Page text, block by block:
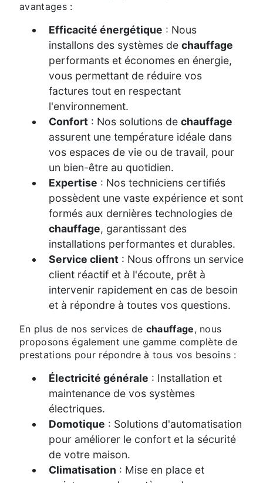
avantages :
Efficacité énergétique : Nous
installons des systèmes de chauffage
performants et économes en énergie,
vous permettant de réduire vos
factures tout en respectant
l'environnement.
Confort : Nos solutions de chauffage
assurent une température idéale dans
vos espaces de vie ou de travail, pour
un bien-être au quotidien.
Expertise : Nos techniciens certifiés
possèdent une vaste expérience et sont
formés aux dernières technologies de
chauffage, garantissant des
installations performantes et durables.
Service client : Nous offrons un service
client réactif et à l'écoute, prêt à
intervenir rapidement en cas de besoin
et à répondre à toutes vos questions.
En plus de nos services de chauffage, nous
proposons également une gamme complète de
prestations pour répondre à tous vos besoins :
Électricité générale : Installation et
maintenance de vos systèmes
électriques.
Domotique : Solutions d'automatisation
pour améliorer le confort et la sécurité
de votre maison.
Climatisation : Mise en place et